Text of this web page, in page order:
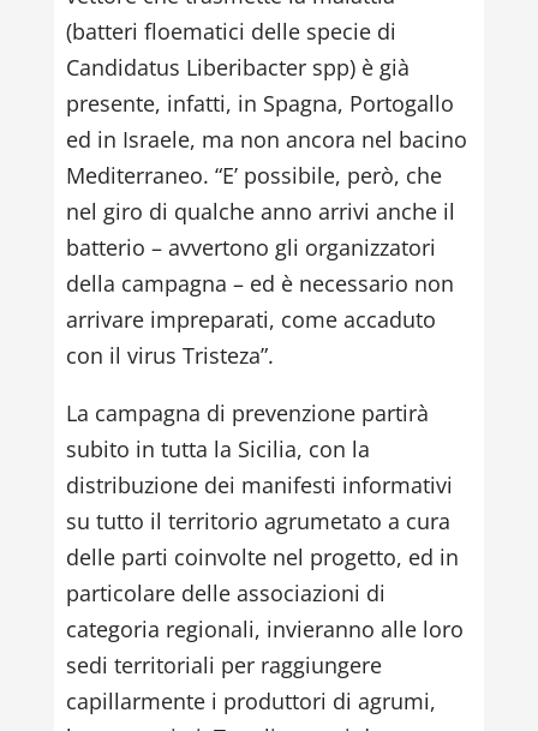
(batteri floematici delle specie di
Candidatus Liberibacter spp) è già
presente, infatti, in Spagna, Portogallo
ed in Israele, ma non ancora nel bacino
Mediterraneo. “E’ possibile, però, che
nel giro di qualche anno arrivi anche il
batterio – avvertono gli organizzatori
della campagna – ed è necessario non
arrivare impreparati, come accaduto
con il virus Tristeza”.
La campagna di prevenzione partirà
subito in tutta la Sicilia, con la
distribuzione dei manifesti informativi
su tutto il territorio agrumetato a cura
delle parti coinvolte nel progetto, ed in
particolare delle associazioni di
categoria regionali, invieranno alle loro
sedi territoriali per raggiungere
capillarmente i produttori di agrumi,